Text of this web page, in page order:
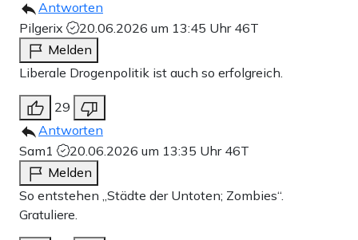
Antworten
Pilgerix
20.06.2026 um 13:45 Uhr 46T
Melden
Liberale Drogenpolitik ist auch so erfolgreich.
29
Antworten
Sam1
20.06.2026 um 13:35 Uhr 46T
Melden
So entstehen „Städte der Untoten; Zombies“.
Gratuliere.